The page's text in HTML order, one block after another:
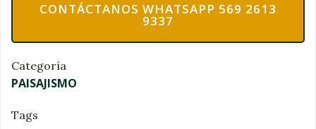
CONTÁCTANOS WHATSAPP 569 2613
9337
Categoría
PAISAJISMO
Tags